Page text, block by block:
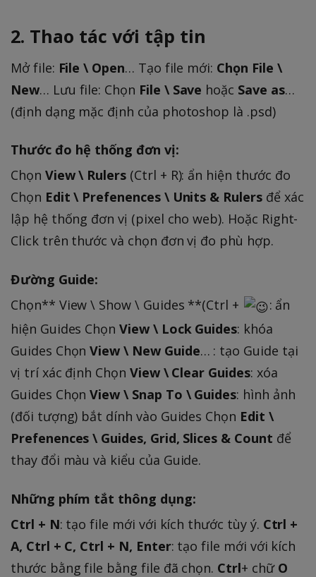
2. Thao tác với tập tin
Mở file: File \ Open… Tạo file mới: Chọn File \
New… Lưu file: Chọn File \ Save hoặc Save as…
(định dạng mặc định của photoshop là .psd)
Thước đo hệ thống đơn vị:
Chọn View \ Rulers (Ctrl + R): ẩn hiện thước đo
Chọn Edit \ Prefenences \ Units & Rulersđể xác
lập hệ thống đơn vị (pixel cho web). Hoặc Right-
Click trên thước và chọn đơn vị đo phù hợp.
Đường Guide:
Chọn** View \ Show \ Guides **(Ctrl +
: ẩn
hiện Guides ChọnView \ Lock Guides: khóa
Guides ChọnView \ New Guide… : tạo Guide tại
vị trí xác định Chọn View \ Clear Guides: xóa
Guides ChọnView \ Snap To \ Guides: hình ảnh
(đối tượng) bắt dính vào Guides Chọn Edit \
Prefenences \ Guides, Grid, Slices & Count để
thay đổi màu và kiểu của Guide.
Những phím tắt thông dụng:
Ctrl + N: tạo file mới với kích thước tùy ý. Ctrl +
A, Ctrl + C, Ctrl + N, Enter: tạo file mới với kích
thước bằng file bằng file đã chọn. Ctrl+ chữ O